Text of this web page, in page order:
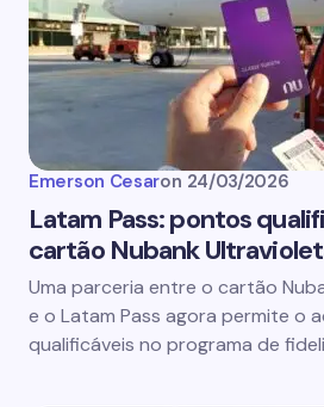
Emerson Cesaron 24/03/2026
Latam Pass: pontos
cartão Nubank
Uma parceria entre o cartão
e o Latam Pass agora permite o
qualificáveis no programa de